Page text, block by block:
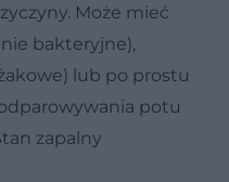
Może mieć
bakteryjne),
lub po prostu
potu
zapalny